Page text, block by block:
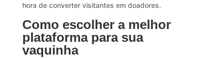
hora de converter visitantes em doadores.
Como escolher a melhor
plataforma para sua
vaquinha